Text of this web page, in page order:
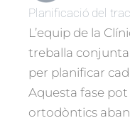
Planificació del
L’equip de la
treballa
per planificar
Aquesta fase pot
ortodòntics